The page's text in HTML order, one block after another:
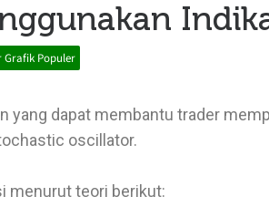
Grafik Populer
yang dapat membantu trader
oscillator.
menurut teori berikut: